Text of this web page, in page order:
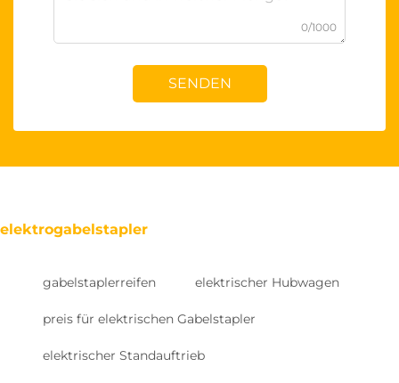
0/1000
SENDEN
elektrogabelstapler
gabelstaplerreifen elektrischer Hubwagen
preis für elektrischen Gabelstapler
elektrischer Standauftrieb